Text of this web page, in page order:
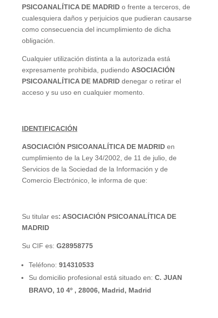
PSICOANALÍTICA DE MADRID o frente a terceros, de
cualesquiera daños y perjuicios que pudieran causarse
como consecuencia del incumplimiento de dicha
obligación.
Cualquier utilización distinta a la autorizada está
expresamente prohibida, pudiendo ASOCIACIÓN
PSICOANALÍTICA DE MADRID denegar o retirar el
acceso y su uso en cualquier momento.
IDENTIFICACIÓN
ASOCIACIÓN PSICOANALÍTICA DE MADRID en
cumplimiento de la Ley 34/2002, de 11 de julio, de
Servicios de la Sociedad de la Información y de
Comercio Electrónico, le informa de que:
Su titular es: ASOCIACIÓN PSICOANALÍTICA DE
MADRID
Su CIF es: G28958775
Teléfono: 914310533
Su domicilio profesional está situado en: C. JUAN
BRAVO, 10 4º , 28006, Madrid, Madrid